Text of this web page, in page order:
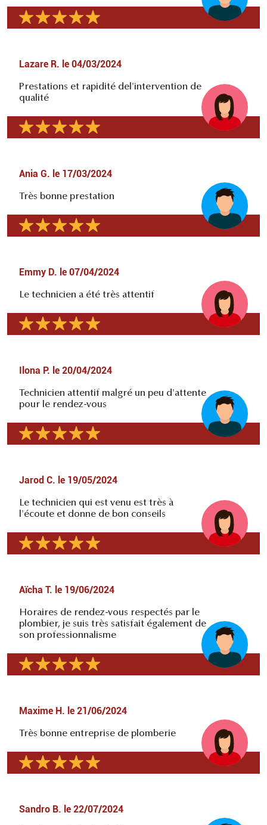
Lazare R. le 04/03/2024
Prestations et rapidité del'intervention de
qualité
Ania G. le 17/03/2024
Très bonne prestation
Emmy D. le 07/04/2024
Le technicien a été très attentif
Ilona P. le 20/04/2024
Technicien attentif malgré un peu d'attente
pour le rendez-vous
Jarod C. le 19/05/2024
Le technicien qui est venu est très à
l'écoute et donne de bon conseils
Aïcha T. le 19/06/2024
Horaires de rendez-vous respectés par le
plombier, je suis très satisfait également de
son professionnalisme
Maxime H. le 21/06/2024
Très bonne entreprise de plomberie
Sandro B. le 22/07/2024